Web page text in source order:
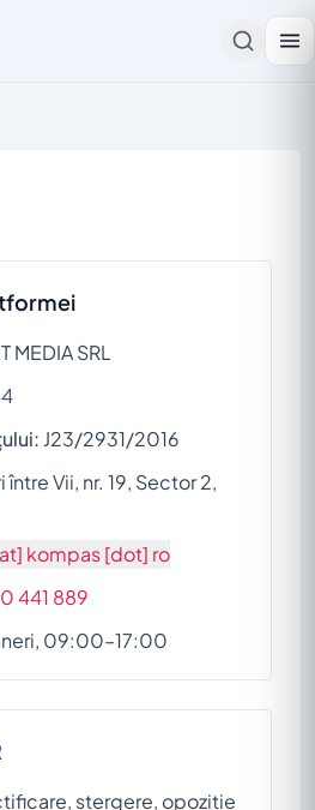
MEDIA SRL
J23/2931/2016
între Vii, nr. 19, Sector 2,
kompas [dot] ro
441 889
09:00–17:00
ștergere, opoziție